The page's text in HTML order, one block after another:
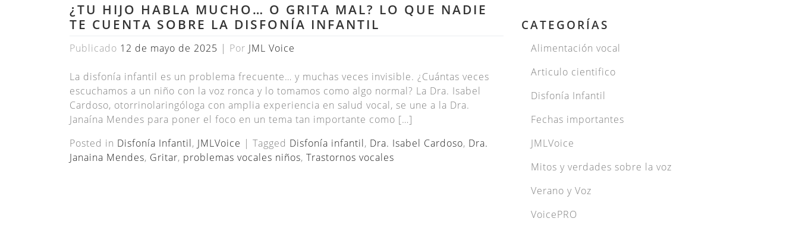
¿TU HIJO HABLA MUCHO… O GRITA MAL? LO QUE NADIE
TE CUENTA SOBRE LA DISFONÍA INFANTIL
Publicado 12 de mayo de 2025 | Por JML Voice
La disfonía infantil es un problema frecuente… y muchas veces invisible. ¿Cuántas veces
escuchamos a un niño con la voz ronca y lo tomamos como algo normal? La Dra. Isabel
Cardoso, otorrinolaringóloga con amplia experiencia en salud vocal, se une a la Dra.
Janaína Mendes para poner el foco en un tema tan importante como […]
Posted in Disfonía Infantil, JMLVoice | Tagged Disfonía infantil, Dra. Isabel Cardoso, Dra.
Janaina Mendes, Gritar, problemas vocales niños, Trastornos vocales
CATEGORÍAS
Alimentación vocal
Articulo cientifico
Disfonía Infantil
Fechas importantes
JMLVoice
Mitos y verdades sobre la voz
Verano y Voz
VoicePRO